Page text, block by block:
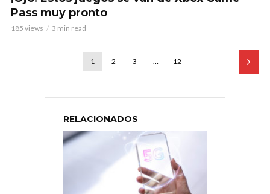
Pass muy pronto
185 views 3 min read
1 2 3 … 12
RELACIONADOS